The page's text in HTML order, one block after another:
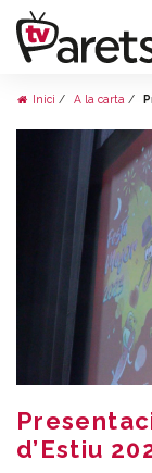
Inici A la carta
d’Estiu